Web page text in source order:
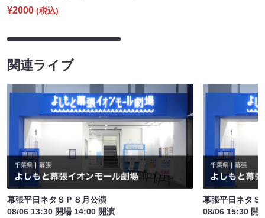
¥2000 (税込)
関連ライブ
幕張平日ネタＳＰ８月公演
08/06 13:30 開場 14:00 開演
幕張平日ネタＳ
08/06 15:30 開